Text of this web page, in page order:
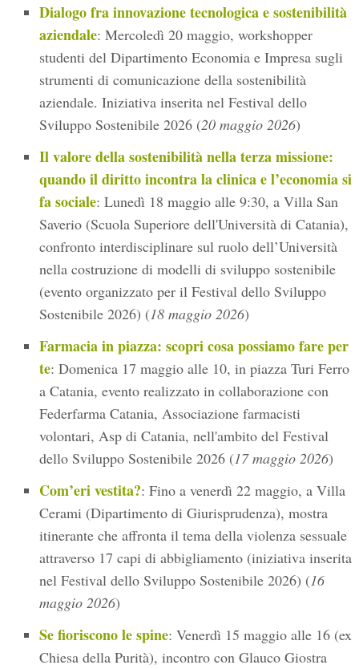
Dialogo fra innovazione tecnologica e sostenibilità
aziendale: Mercoledì 20 maggio, workshopper
studenti del Dipartimento Economia e Impresa sugli
strumenti di comunicazione della sostenibilità
aziendale. Iniziativa inserita nel Festival dello
Sviluppo Sostenibile 2026 (20 maggio 2026)
Il valore della sostenibilità nella terza missione:
quando il diritto incontra la clinica e l’economia si
fa sociale: Lunedì 18 maggio alle 9:30, a Villa San
Saverio (Scuola Superiore dell'Università di Catania),
confronto interdisciplinare sul ruolo dell’Università
nella costruzione di modelli di sviluppo sostenibile
(evento organizzato per il Festival dello Sviluppo
Sostenibile 2026) (18 maggio 2026)
Farmacia in piazza: scopri cosa possiamo fare per
te: Domenica 17 maggio alle 10, in piazza Turi Ferro
a Catania, evento realizzato in collaborazione con
Federfarma Catania, Associazione farmacisti
volontari, Asp di Catania, nell'ambito del Festival
dello Sviluppo Sostenibile 2026 (17 maggio 2026)
Com’eri vestita?: Fino a venerdì 22 maggio, a Villa
Cerami (Dipartimento di Giurisprudenza), mostra
itinerante che affronta il tema della violenza sessuale
attraverso 17 capi di abbigliamento (iniziativa inserita
nel Festival dello Sviluppo Sostenibile 2026) (16
maggio 2026)
Se fioriscono le spine: Venerdì 15 maggio alle 16 (ex
Chiesa della Purità), incontro con Glauco Giostra